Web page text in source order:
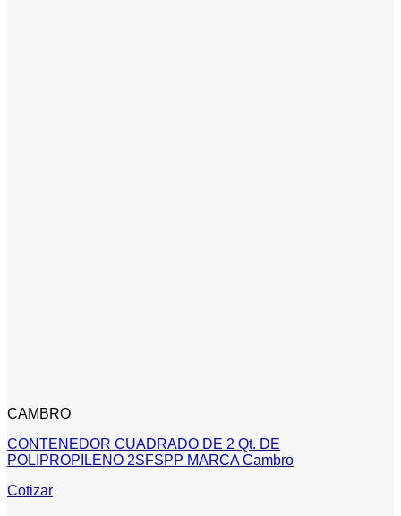
CAMBRO
CONTENEDOR CUADRADO DE 2 Qt. DE
POLIPROPILENO 2SFSPP MARCA Cambro
Cotizar